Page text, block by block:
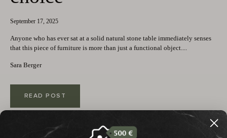
September 17, 2025
Anyone who has ever sat at a solid natural stone table immediately senses
that this piece of furniture is more than just a functional object....
Sara Berger
READ POST